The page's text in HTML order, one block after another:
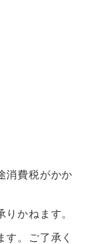
消費税がかか
かねます。
。ご了承く